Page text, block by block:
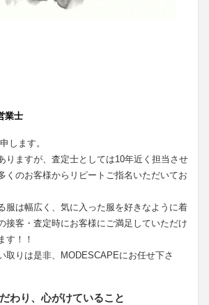
業士
します。
りますが、査定士としては10年近く担当させ
くのお客様からリピートご指名いただいてお
服は幅広く、気に入った服を好きなように着
接客・査定時にお客様にご満足していただけ
す！！
取りは是非、MODESCAPEにお任せ下さ
わり、心がけていること